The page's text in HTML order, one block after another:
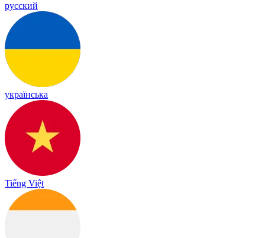
русский
українська
Tiếng Việt